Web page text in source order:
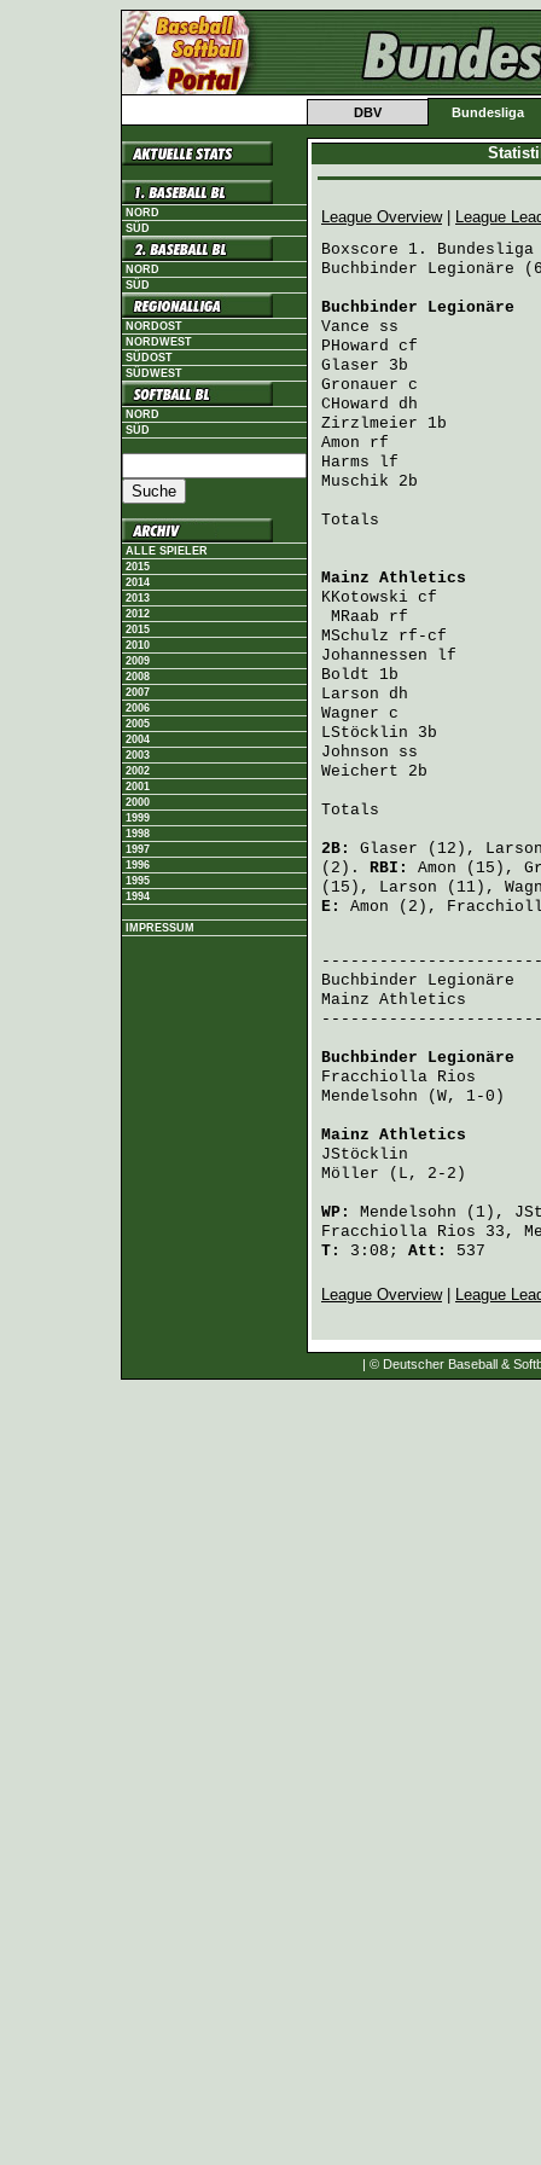
DBV Bundesliga
NORD
SÜD
NORD
SÜD
NORDOST
NORDWEST
SÜDOST
SÜDWEST
NORD
SÜD
ALLE SPIELER
2015
2014
2013
2012
2015
2010
2009
2008
2007
2006
2005
2004
2003
2002
2001
2000
1999
1998
1997
1996
1995
1994
IMPRESSUM
League Overview|
League
Boxscore 1. Bundesliga
Buchbinder Legionäre
Buchbinder Legionäre
Vance ss
PHoward cf
Glaser 3b
Gronauer c
CHoward dh
Zirzlmeier 1b
Amon rf
Harms lf
Muschik 2b
Totals
Mainz Athletics
KKotowski cf
MRaab rf
MSchulz rf-cf
Johannessen lf
Boldt 1b
Larson dh
Wagner c
LStöcklin 3b
Johnson ss
Weichert 2b
Totals
2B: Glaser (12),
(2). RBI: Amon (15),
(15), Larson (11),
E: Amon (2),
Buchbinder Legionäre
Mainz Athletics
Buchbinder Legionäre
Fracchiolla Rios
Mendelsohn (W, 1-0)
Mainz Athletics
JStöcklin
Möller (L, 2-2)
WP: Mendelsohn (1),
Fracchiolla Rios 33,
T:
3:08; Att: 537
League Overview| League
| © Deutscher Baseball &